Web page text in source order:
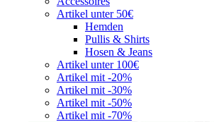
Artikel unter 50€
Hemden
Pullis & Shirts
Hosen & Jeans
Artikel unter 100€
Artikel mit -20%
Artikel mit -30%
Artikel mit -50%
Artikel mit -70%